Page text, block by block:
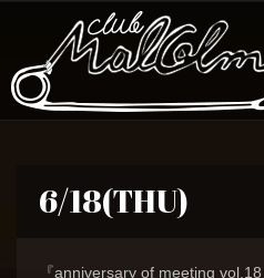
6/18(THU)
『anniversary of meeting